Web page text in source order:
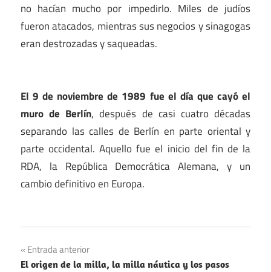
no hacían mucho por impedirlo. Miles de judíos
fueron atacados, mientras sus negocios y sinagogas
eran destrozadas y saqueadas.
El 9 de noviembre de 1989 fue el día que cayó el
muro de Berlín, después de casi cuatro décadas
separando las calles de Berlín en parte oriental y
parte occidental. Aquello fue el inicio del fin de la
RDA, la República Democrática Alemana, y un
cambio definitivo en Europa.
Navegación
Entrada anterior
El origen de la milla, la milla náutica y los pasos